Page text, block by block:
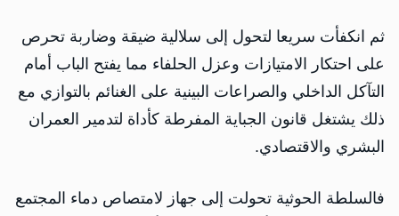
ثم انكفأت سريعا لتحول إلى سلالية ضيقة وضاربة تحرص
على احتكار الامتيازات وعزل الحلفاء مما يفتح الباب أمام
التآكل الداخلي والصراعات البينية على الغنائم بالتوازي مع
ذلك يشتغل قانون الجباية المفرطة كأداة لتدمير العمران
البشري والاقتصادي.
فالسلطة الحوثية تحولت إلى جهاز لامتصاص دماء المجتمع